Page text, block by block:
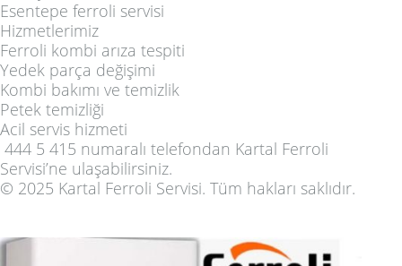
Esentepe ferroli servisi
Hizmetlerimiz
Ferroli kombi arıza tespiti
Yedek parça değişimi
Kombi bakımı ve temizlik
Petek temizliği
Acil servis hizmeti
444 5 415 numaralı telefondan Kartal Ferroli
Servisi’ne ulaşabilirsiniz.
© 2025 Kartal Ferroli Servisi. Tüm hakları saklıdır.